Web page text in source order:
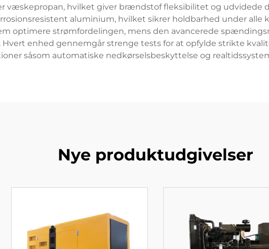
væskepropan, hvilket giver brændstof fleksibilitet og udvidede
aluminium, hvilket sikrer holdbarhed under alle
optimere strømfordelingen, mens den avancerede
Hvert enhed gennemgår strenge tests for at opfylde strikte
såsom automatiske nedkørselsbeskyttelse og
Nye produktudgivelser